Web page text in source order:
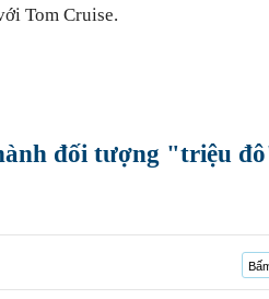
Tom Cruise.
đối tượng "triệu